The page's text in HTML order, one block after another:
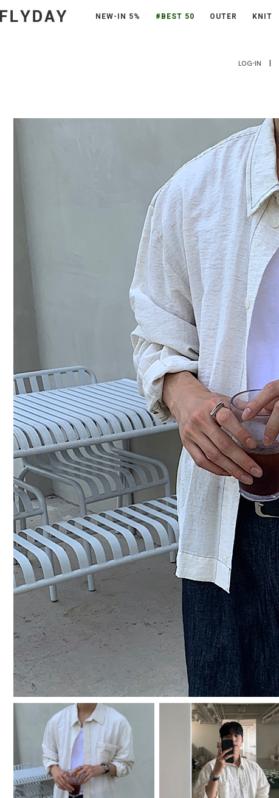
NEW-IN 5% #BEST 50 OUTER KNIT
LOG-IN